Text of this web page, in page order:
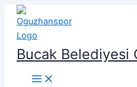
İçeriğe
atla
Bucak Belediyesi